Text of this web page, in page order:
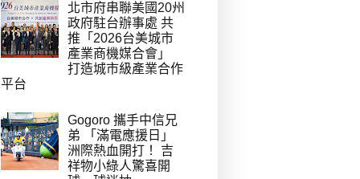
北市府串聯美國20州
政府駐台辦事處 共
推「2026台美城市
產業商機媒合會」
打造城市級產業合作
平台
Gogoro 攜手中信兄
弟 「滿電應援日」
洲際熱血開打！ 吉
祥物小綠人驚喜開